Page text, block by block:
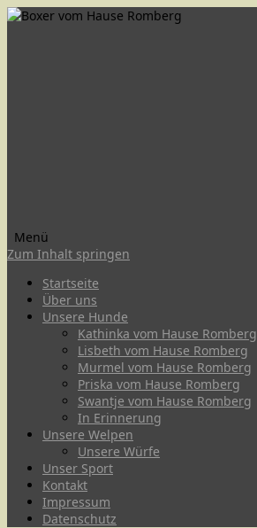
Menü
Zum Inhalt springen
Startseite
Über uns
Unsere Hunde
Kathinka vom Hause Romberg
Lisbeth vom Hause Romberg
Murmel vom Hause Romberg
Priska vom Hause Romberg
Swantje vom Hause Romberg
In Erinnerung
Unsere Welpen
Unsere Würfe
Unser Sport
Kontakt
Impressum
Datenschutz